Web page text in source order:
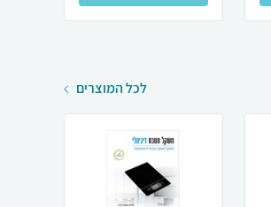
לכל המוצרים